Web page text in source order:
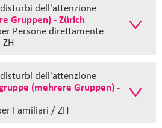
dell'attenzione
Gruppen) - Zürich
Persone direttamente
dell'attenzione
(mehrere Gruppen) -
Familiari / ZH